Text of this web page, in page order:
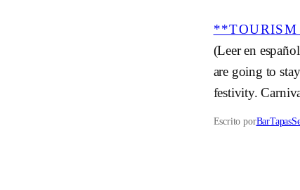
(Leer en
are going to
festivity.
Escrito por